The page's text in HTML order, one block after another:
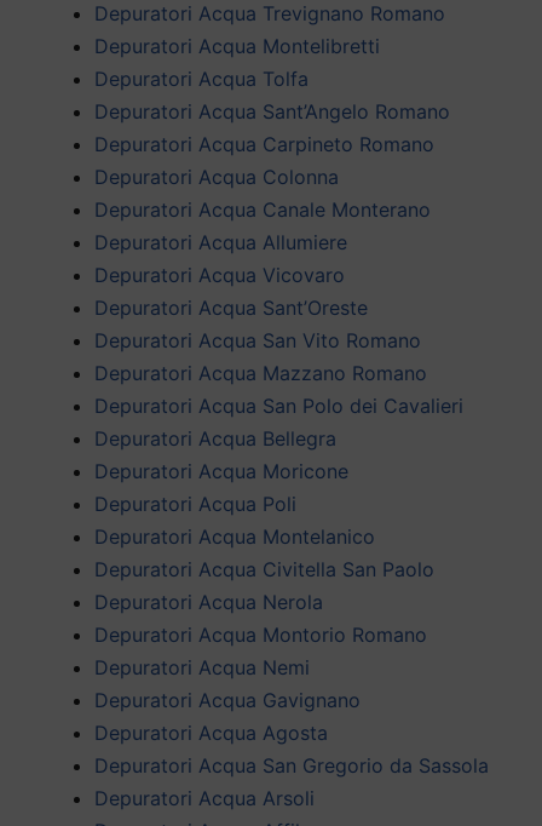
Depuratori Acqua Trevignano Romano
Depuratori Acqua Montelibretti
Depuratori Acqua Tolfa
Depuratori Acqua Sant’Angelo Romano
Depuratori Acqua Carpineto Romano
Depuratori Acqua Colonna
Depuratori Acqua Canale Monterano
Depuratori Acqua Allumiere
Depuratori Acqua Vicovaro
Depuratori Acqua Sant’Oreste
Depuratori Acqua San Vito Romano
Depuratori Acqua Mazzano Romano
Depuratori Acqua San Polo dei Cavalieri
Depuratori Acqua Bellegra
Depuratori Acqua Moricone
Depuratori Acqua Poli
Depuratori Acqua Montelanico
Depuratori Acqua Civitella San Paolo
Depuratori Acqua Nerola
Depuratori Acqua Montorio Romano
Depuratori Acqua Nemi
Depuratori Acqua Gavignano
Depuratori Acqua Agosta
Depuratori Acqua San Gregorio da Sassola
Depuratori Acqua Arsoli